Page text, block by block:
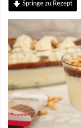
Springe zu Rezept